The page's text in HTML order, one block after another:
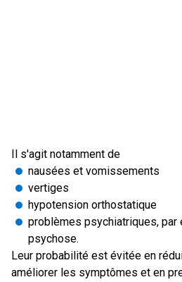
Il s'agit notamment de
nausées et vomissements
vertiges
hypotension orthostatique
problèmes psychiatriques, par
psychose.
Leur probabilité est évitée en
améliorer les symptômes et en